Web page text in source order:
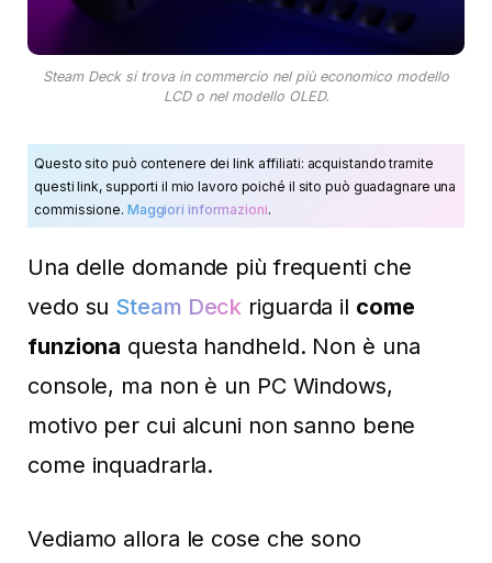
Steam Deck si trova in commercio nel più economico modello
LCD o nel modello OLED.
Questo sito può contenere dei link affiliati: acquistando tramite
questi link, supporti il mio lavoro poiché il sito può guadagnare una
commissione. Maggiori informazioni.
Una delle domande più frequenti che
vedo su Steam Deck riguarda il come
funziona questa handheld. Non è una
console, ma non è un PC Windows,
motivo per cui alcuni non sanno bene
come inquadrarla.
Vediamo allora le cose che sono